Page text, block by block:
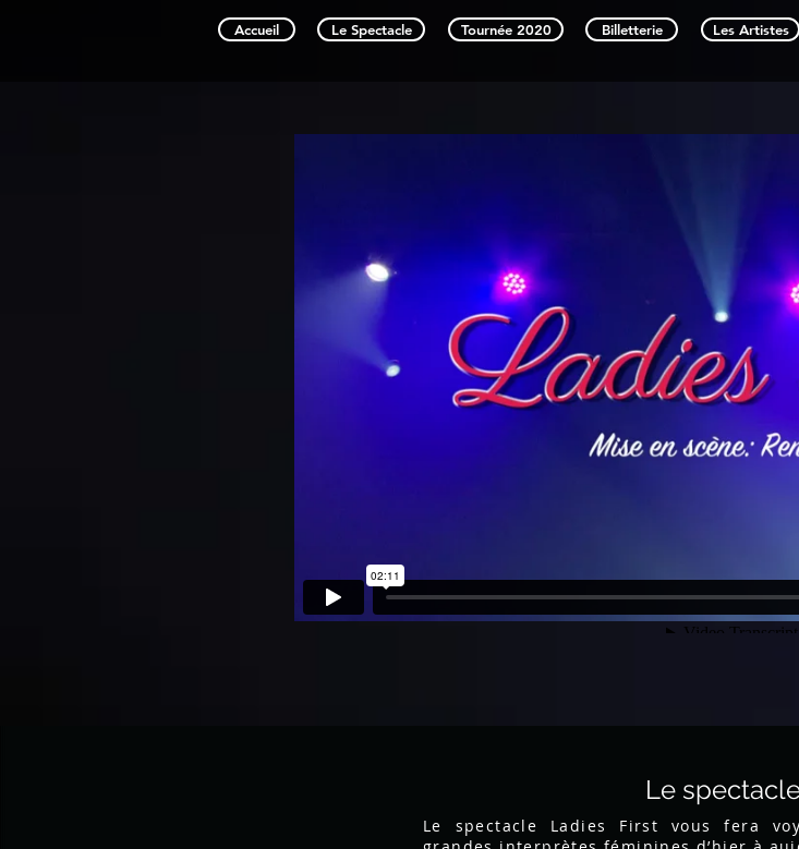
Accueil Le Spectacle Tournée 2020 Billetterie Les Artistes
Le
spectacle
Le
Le spectacle Ladies First vous fera